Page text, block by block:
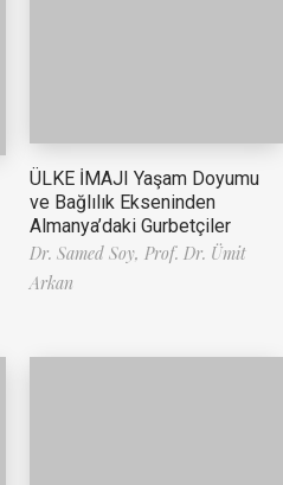
ÜLKE İMAJI Yaşam Doyumu
ve Bağlılık Ekseninden
Almanya’daki Gurbetçiler
Dr. Samed Soy, Prof. Dr. Ümit
Arkan